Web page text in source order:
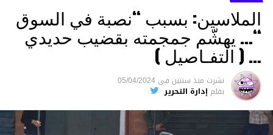
ويواجه بيشيمباييف (43 عاما) اتهامات بالتعذيب
والقتل باستخدام العنف الشديد ويواجه عقوبة
السجن لمدة تصل إلى 20 عاما.
الأخبار
الملاسين: بسبب “نصبة في السوق
“… يهشّم جمجمته بقضيب حديدي
… ( التفـاصيل )
نشرت منذ سنتين فى 05/04/2024
بقلم إدارة التحرير